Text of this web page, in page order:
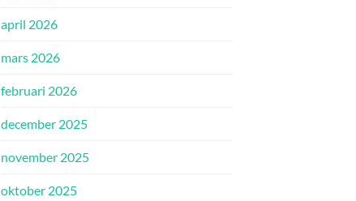
april 2026
mars 2026
februari 2026
december 2025
november 2025
oktober 2025